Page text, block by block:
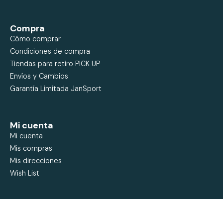
Compra
Cómo comprar
Condiciones de compra
Tiendas para retiro PICK UP
Envíos y Cambios
Garantía Limitada JanSport
Mi cuenta
Mi cuenta
Mis compras
Mis direcciones
Wish List